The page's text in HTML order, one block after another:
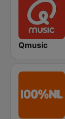
Qmusic